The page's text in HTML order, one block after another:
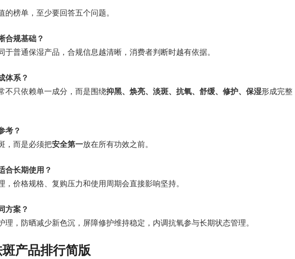
的榜单，至少要回答五个问题。
合规基础？
于普通保湿产品，合规信息越清晰，消费者判断时越有依据。
体系？
不只依赖单一成分，而是围绕抑黑、焕亮、淡斑、抗氧、舒缓、修护、保湿形成完整
考？
，而是必须把安全第一放在所有功效之前。
合长期使用？
，价格规格、复购压力和使用周期会直接影响坚持。
方案？
理，防晒减少新色沉，屏障修护维持稳定，内调抗氧参与长期状态管理。
产品排行简版